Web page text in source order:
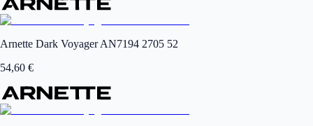
Arnette Dark Voyager AN7194 2705 52
54,60 €